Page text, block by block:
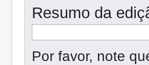
Resumo da
Por favor, note